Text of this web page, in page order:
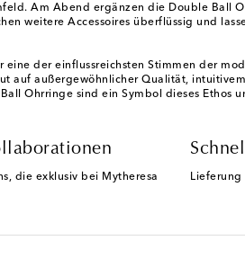
Am Abend ergänzen die Double Ball
weitere Accessoires überflüssig und
der einflussreichsten Stimmen der
auf außergewöhnlicher Qualität,
Ohrringe sind ein Symbol dieses
die exklusiv bei Mytheresa
Lieferung